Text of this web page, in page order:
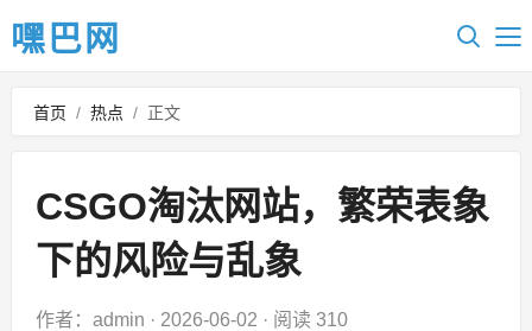
嘿巴网
首页 / 热点 / 正文
CSGO淘汰网站，繁荣表象
下的风险与乱象
作者：admin · 2026-06-02 · 阅读 310